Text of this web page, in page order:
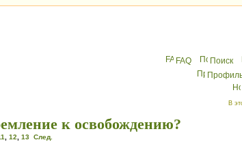
FAQ Поиск
В
к освобождению?
12 13 След.